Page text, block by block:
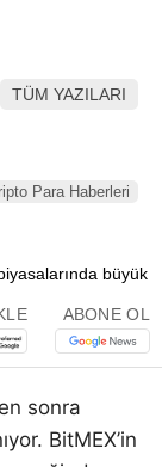
TÜM YAZILARI
Para Haberleri
ABONE OL
sonra
BitMEX’in